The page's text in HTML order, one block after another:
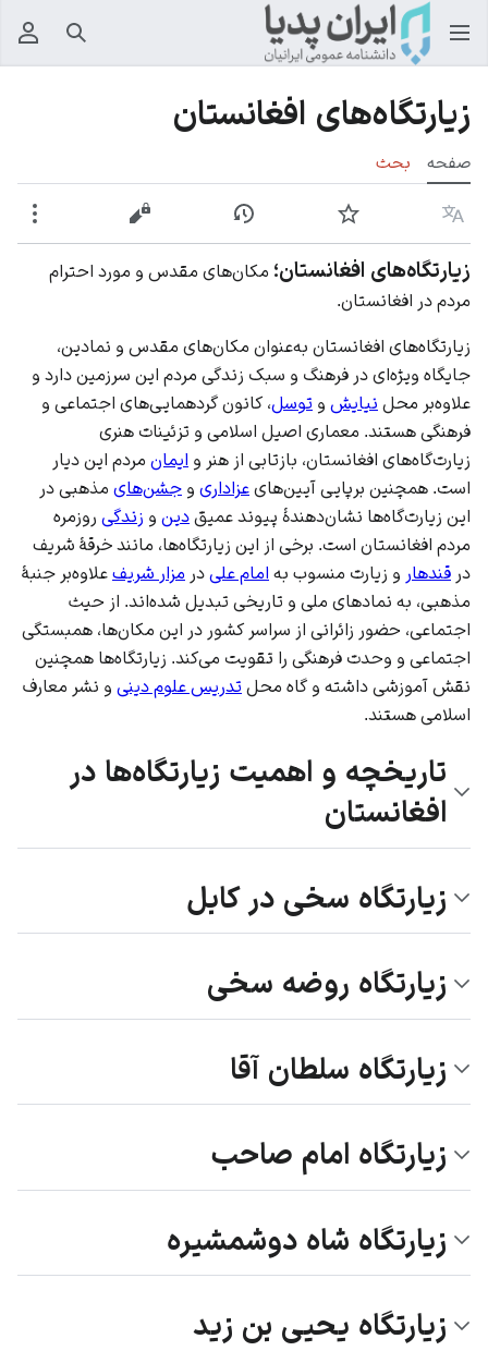
جستجو
زیارتگاه‌های افغانستان
صفحه بحث
زبان پیگیری نمایش تاریخچهنمایش مبدأ
زیارتگاه‌های افغانستان؛ مکان‌های مقدس و مورد احترام
مردم در افغانستان.
زیارتگاه‌های افغانستان به‌عنوان مکان‌های مقدس و نمادین،
جایگاه ویژه‌ای در فرهنگ و سبک زندگی مردم این سرزمین دارد و
علاوه‌بر محل نیایش و توسل، کانون گردهمایی‌های اجتماعی و
فرهنگی هستند. معماری اصیل اسلامی و تزئینات هنری
زیارت‌گاه‌های افغانستان، بازتابی از هنر و ایمان مردم این دیار
است. همچنین برپایی آیین‌های عزاداری و جشن‌های مذهبی در
این زیارت‌گاه‌ها نشان‌دهندهٔ پیوند عمیق دین و زندگی روزمره
مردم افغانستان است. برخی از این زیارتگاه‌ها، مانند خرقهٔ شریف
در قندهار و زیارت منسوب به امام علی در مزار شریف علاوه‌بر جنبهٔ
مذهبی، به نمادهای ملی و تاریخی تبدیل شده‌اند. از حیث
اجتماعی، حضور زائرانی از سراسر کشور در این مکان‌ها، همبستگی
اجتماعی و وحدت فرهنگی را تقویت می‌کند. زیارتگاه‌ها همچنین
نقش آموزشی داشته و گاه محل تدریس علوم دینی و نشر معارف
اسلامی هستند.
تاریخچه و اهمیت زیارتگاه‌ها در
افغانستان
زیارتگاه سخی در کابل
زیارتگاه روضه سخی
زیارتگاه سلطان آقا
زیارتگاه امام صاحب
زیارتگاه شاه دوشمشیره
زیارتگاه یحیی بن زید